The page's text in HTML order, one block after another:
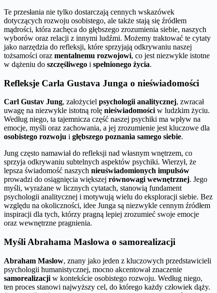
Te przesłania nie tylko dostarczają cennych wskazówek
dotyczących rozwoju osobistego, ale także stają się źródłem
mądrości, która zachęca do głębszego zrozumienia siebie, naszych
wyborów oraz relacji z innymi ludźmi. Możemy traktować te cytaty
jako narzędzia do refleksji, które sprzyjają odkrywaniu naszej
tożsamości oraz mentalnemu rozwojowi, co jest niezwykle istotne
w dążeniu do szczęśliwego i spełnionego życia.
Refleksje Carla Gustava Junga o nieświadomości
Carl Gustav Jung, założyciel psychologii analitycznej, zwracał
uwagę na niezwykle istotną rolę nieświadomości w ludzkim życiu.
Według niego, ta tajemnicza część naszej psychiki ma wpływ na
emocje, myśli oraz zachowania, a jej zrozumienie jest kluczowe dla
osobistego rozwoju i głębszego poznania samego siebie.
Jung często namawiał do refleksji nad własnym wnętrzem, co
sprzyja odkrywaniu subtelnych aspektów psychiki. Wierzył, że
lepsza świadomość naszych nieuświadomionych impulsów
prowadzi do osiągnięcia większej równowagi wewnętrznej. Jego
myśli, wyrażane w licznych cytatach, stanowią fundament
psychologii analitycznej i motywują wielu do eksploracji siebie. Bez
względu na okoliczności, idee Junga są niezwykle cennym źródłem
inspiracji dla tych, którzy pragną lepiej zrozumieć swoje emocje
oraz wewnętrzne pragnienia.
Myśli Abrahama Maslowa o samorealizacji
Abraham Maslow, znany jako jeden z kluczowych przedstawicieli
psychologii humanistycznej, mocno akcentował znaczenie
samorealizacji w kontekście osobistego rozwoju. Według niego,
ten proces stanowi najwyższy cel, do którego każdy człowiek dąży.